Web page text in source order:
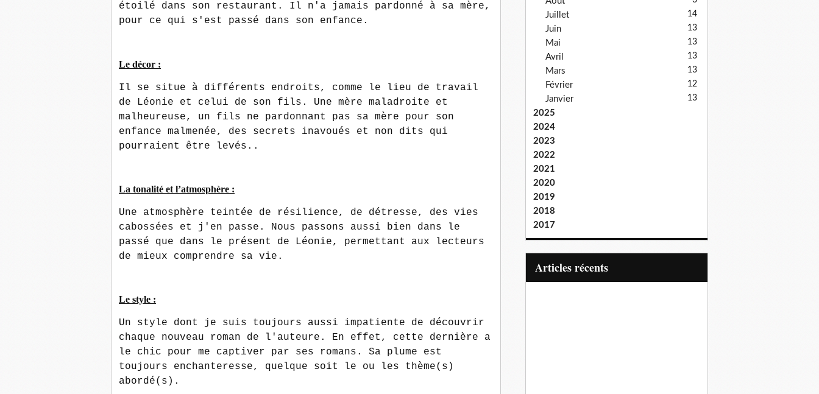
étoilé dans son restaurant. Il n'a jamais pardonné à sa mère,
pour ce qui s'est passé dans son enfance.
Le décor :
Il se situe à différents endroits, comme le lieu de travail
de Léonie et celui de son fils. Une mère maladroite et
malheureuse, un fils ne pardonnant pas sa mère pour son
enfance malmenée, des secrets inavoués et non dits qui
pourraient être levés..
La tonalité et l’atmosphère :
Une atmosphère teintée de résilience, de détresse, des vies
cabossées et j'en passe. Nous passons aussi bien dans le
passé que dans le présent de Léonie, permettant aux lecteurs
de mieux comprendre sa vie.
Le style :
Un style dont je suis toujours aussi impatiente de découvrir
chaque nouveau roman de l'auteure. En effet, cette dernière a
le chic pour me captiver par ses romans. Sa plume est
toujours enchanteresse, quelque soit le ou les thème(s)
abordé(s).
Juillet 14
Juin 13
Mai 13
Avril 13
Mars 13
Février 12
Janvier 13
2025
2024
2023
2022
2021
2020
2019
2018
2017
articles récents